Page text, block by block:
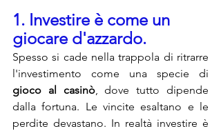
1. Investire è come un
giocare d'azzardo.
Spesso si cade nella trappola di ritrarre
gioco al casinò, dove tutto dipende
dalla fortuna. Le vincite esaltano e le
perdite devastano. In realtà investire è